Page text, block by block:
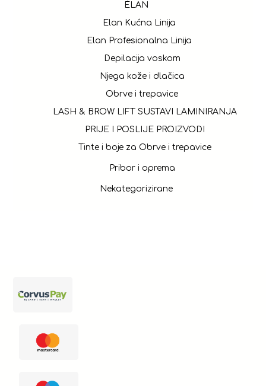
ÉLAN
Elan Kućna Linija
Elan Profesionalna Linija
Depilacija voskom
Njega kože i dlačica
Obrve i trepavice
LASH & BROW LIFT SUSTAVI LAMINIRANJA
PRIJE I POSLIJE PROIZVODI
Tinte i boje za Obrve i trepavice
Pribor i oprema
Nekategorizirane